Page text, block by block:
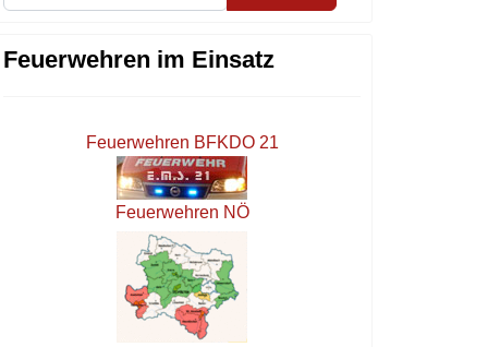
Feuerwehren im Einsatz
Feuerwehren BFKDO 21
Feuerwehren NÖ